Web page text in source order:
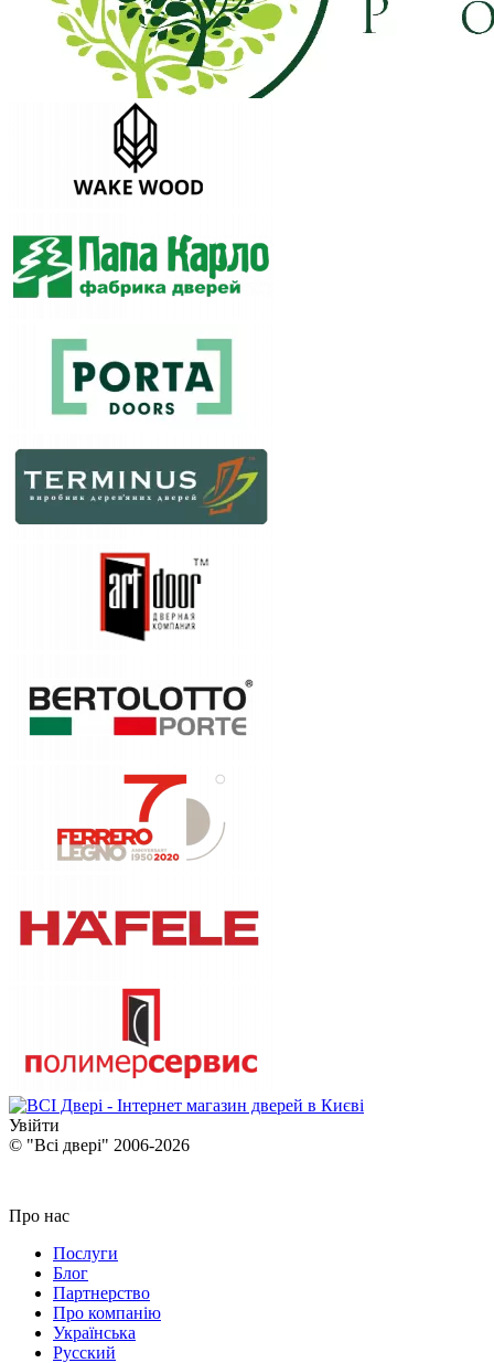
Увійти
© "Всі двері" 2006-2026
Про нас
Послуги
Блог
Партнерство
Про компанію
Українська
Русский